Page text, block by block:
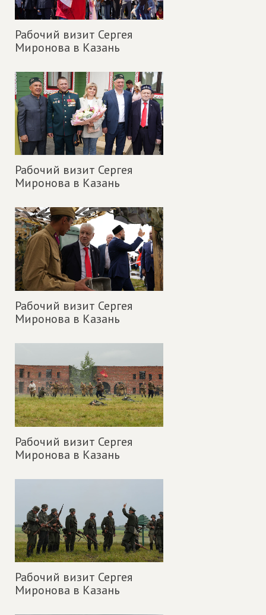
Рабочий визит Сергея
Миронова в Казань
Рабочий визит Сергея
Миронова в Казань
Рабочий визит Сергея
Миронова в Казань
Рабочий визит Сергея
Миронова в Казань
Рабочий визит Сергея
Миронова в Казань